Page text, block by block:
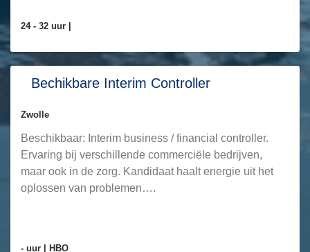
24 - 32 uur |
Bechikbare Interim Controller
Zwolle
Beschikbaar: Interim business / financial controller.
Ervaring bij verschillende commerciële bedrijven,
maar ook in de zorg. Kandidaat haalt energie uit het
oplossen van problemen….
- uur | HBO